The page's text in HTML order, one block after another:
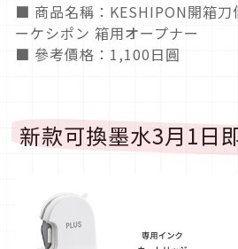
■ 商品名稱：KESHIPON開箱刀
ーケシポン 箱用オープナー
■ 參考價格：1,100日圓
新款可換墨水3月1日